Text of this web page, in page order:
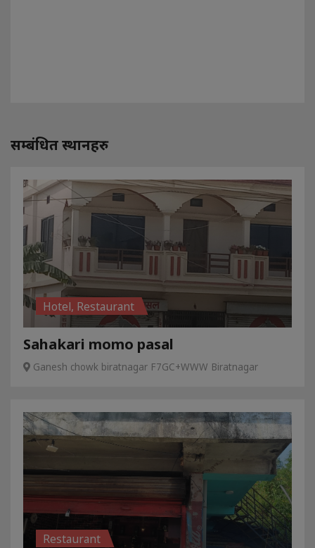
सम्बंधित स्थानहरु
Hotel, Restaurant
Sahakari momo pasal
Ganesh chowk biratnagar F7GC+WWW Biratnagar
Restaurant